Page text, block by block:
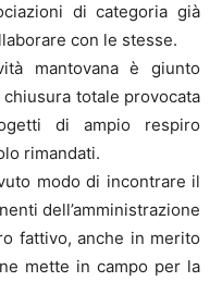
di categoria già
con le stesse.
mantovana è giunto
totale provocata
di ampio respiro
rimandati.
modo di incontrare il
dell’amministrazione
fattivo, anche in merito
mette in campo per la